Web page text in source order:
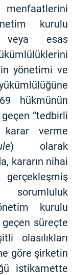
kurulu
veya esas
yönetimi ve
hükmünün
“tedbirli
verme
) olarak
kararın nihai
kurulu
süreçte
olasılıkları
göre şirketin
istikamette